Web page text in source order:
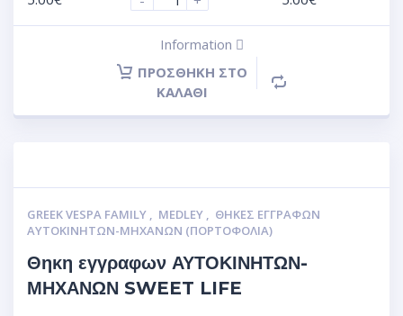
Information
ΠΡΟΣΘΉΚΗ ΣΤΟ
ΚΑΛΆΘΙ
GREEK VESPA FAMILY , MEDLEY , ΘΉΚΕΣ ΕΓΓΡΆΦΩΝ
ΑΥΤΟΚΙΝΗΤΩΝ-ΜΗΧΑΝΩΝ (ΠΟΡΤΟΦΌΛΙΑ)
Θηκη εγγραφων ΑΥΤΟΚΙΝΗΤΩΝ-
ΜΗΧΑΝΩΝ SWEET LIFE